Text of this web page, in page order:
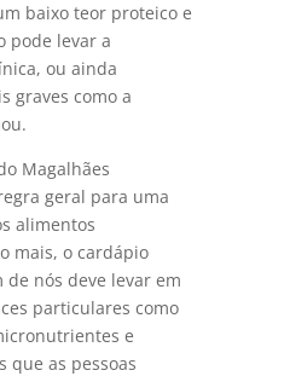
baixo teor proteico e
pode levar a
ou ainda
graves como a
Magalhães
geral para uma
alimentos
mais, o cardápio
nós deve levar em
particulares como
e
que as pessoas